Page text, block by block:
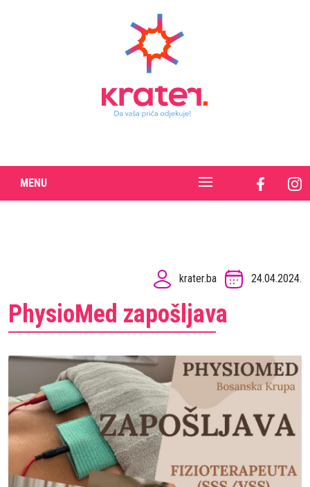
MENU
krater.ba 24.04.2024.
PhysioMed zapošljava